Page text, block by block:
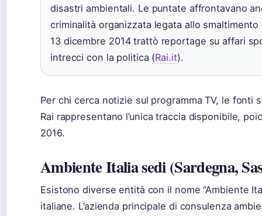
disastri ambientali. Le puntate affrontavano
criminalità organizzata legata allo
13 dicembre 2014 trattò reportage su affari
intrecci con la politica (Rai.it).
Per chi cerca notizie sul programma TV, le fonti
Rai rappresentano l’unica traccia disponibile,
2016.
Ambiente Italia sedi (Sardegna,
Esistono diverse entità con il nome “Ambiente
italiane. L’azienda principale di consulenza